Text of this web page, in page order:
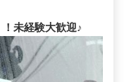
未経験大歓迎♪